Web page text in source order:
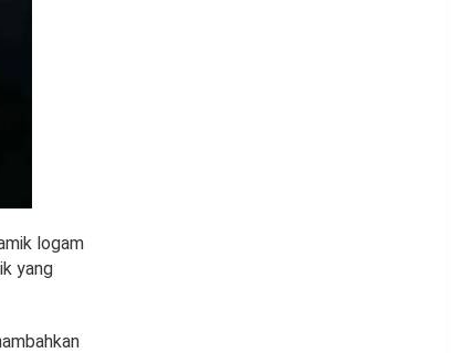
logam
yang